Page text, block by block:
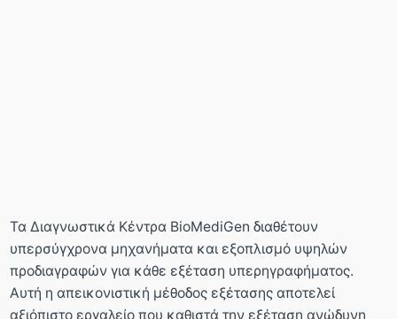
Τα Διαγνωστικά Κέντρα BioMediGen διαθέτουν
υπερσύγχρονα μηχανήματα και εξοπλισμό υψηλών
προδιαγραφών για κάθε εξέταση υπερηγραφήματος.
Αυτή η απεικονιστική μέθοδος εξέτασης αποτελεί
αξιόπιστο εργαλείο που καθιστά την εξέταση ανώδυνη